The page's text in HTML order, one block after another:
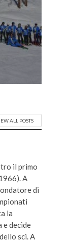
ALL POSTS
il primo
A
di
la
e decide
sci. A